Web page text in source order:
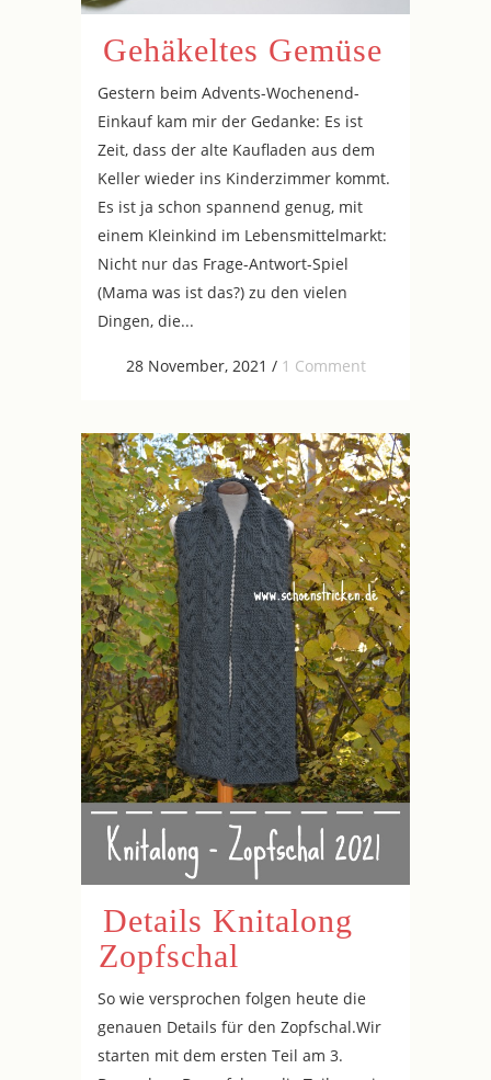
Gehäkeltes Gemüse
Gestern beim Advents-Wochenend-
Einkauf kam mir der Gedanke: Es ist
Zeit, dass der alte Kaufladen aus dem
Keller wieder ins Kinderzimmer kommt.
Es ist ja schon spannend genug, mit
einem Kleinkind im Lebensmittelmarkt:
Nicht nur das Frage-Antwort-Spiel
(Mama was ist das?) zu den vielen
Dingen, die...
28 November, 2021 / 1 Comment
Details Knitalong
Zopfschal
So wie versprochen folgen heute die
genauen Details für den Zopfschal.Wir
starten mit dem ersten Teil am 3.